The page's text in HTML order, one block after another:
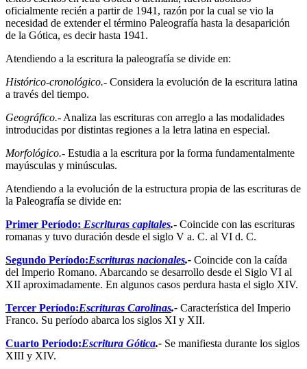
oficialmente recién a partir de 1941, razón por la cual se vio la
necesidad de extender el término Paleografía hasta la desaparición
de la Gótica, es decir hasta 1941.
Atendiendo a la escritura la paleografía se divide en:
Histórico-cronológico.- Considera la evolución de la escritura latina
a través del tiempo.
Geográfico.- Analiza las escrituras con arreglo a las modalidades
introducidas por distintas regiones a la letra latina en especial.
Morfológico.- Estudia a la escritura por la forma fundamentalmente
mayúsculas y minúsculas.
Atendiendo a la evolución de la estructura propia de las escrituras de
la Paleografía se divide en:
Primer Período: Escrituras capitales.- Coincide con las escrituras
romanas y tuvo duración desde el siglo V a. C. al VI d. C.
Segundo Período:Escrituras nacionales.- Coincide con la caída
del Imperio Romano. Abarcando se desarrollo desde el Siglo VI al
XII aproximadamente. En algunos casos perdura hasta el siglo XIV.
Tercer Período:Escrituras Carolinas.- Característica del Imperio
Franco. Su período abarca los siglos XI y XII.
Cuarto Período:Escritura Gótica.- Se manifiesta durante los siglos
XIII y XIV.